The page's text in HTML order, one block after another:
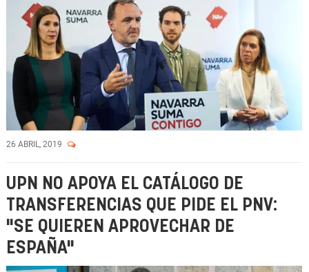
26 ABRIL, 2019
UPN NO APOYA EL CATÁLOGO DE
TRANSFERENCIAS QUE PIDE EL PNV:
"SE QUIEREN APROVECHAR DE
ESPAÑA"